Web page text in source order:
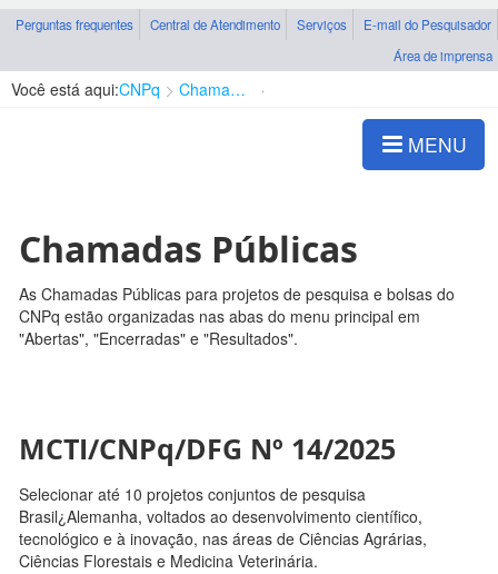
Perguntas frequentes Central de Atendimento Serviços
E-mail do Pesquisador
Área de imprensa
Você está aqui:CNPq Chamadas
MENU
Chamadas Públicas
As Chamadas Públicas para projetos de pesquisa e bolsas do
CNPq estão organizadas nas abas do menu principal em
"Abertas", "Encerradas" e "Resultados".
MCTI/CNPq/DFG Nº 14/2025
Selecionar até 10 projetos conjuntos de pesquisa
Brasil¿Alemanha, voltados ao desenvolvimento científico,
tecnológico e à inovação, nas áreas de Ciências Agrárias,
Ciências Florestais e Medicina Veterinária.